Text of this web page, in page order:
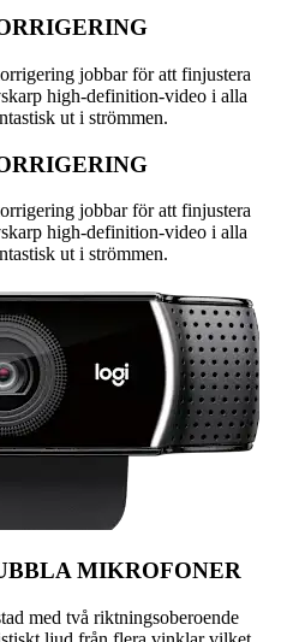
jobbar för att finjustera
high-definition-video i alla
ut i strömmen.
jobbar för att finjustera
high-definition-video i alla
ut i strömmen.
MIKROFONER
med två riktningsoberoende